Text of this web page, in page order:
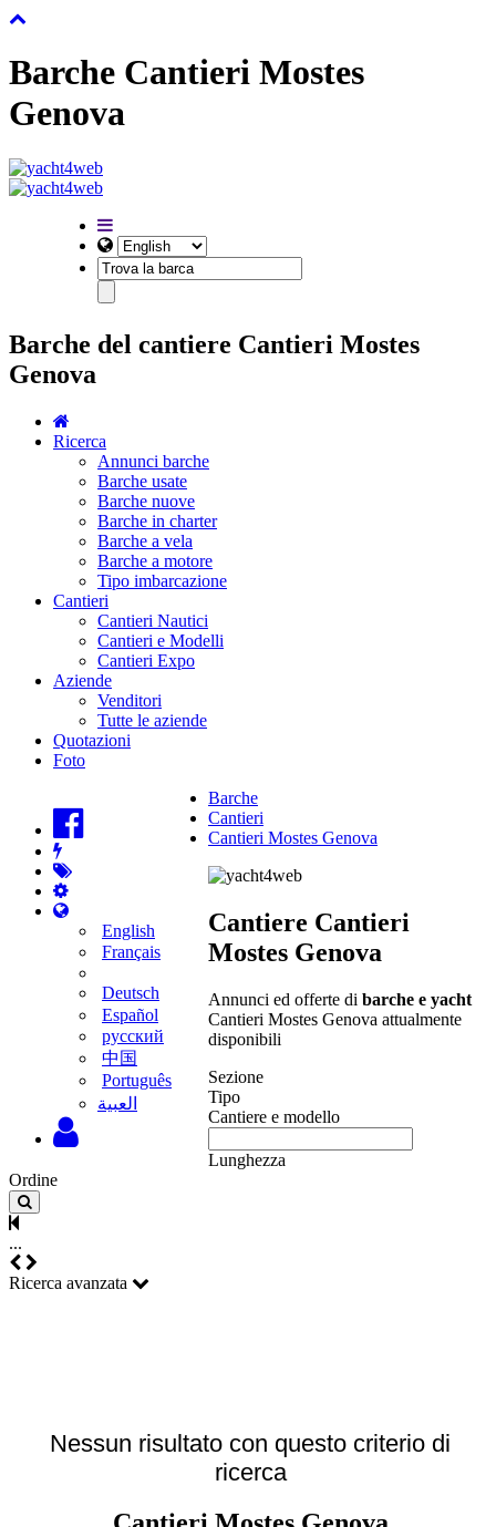
Barche Cantieri Mostes
Genova
Barche del cantiere Cantieri Mostes
Genova
Ricerca
Annunci barche
Barche usate
Barche nuove
Barche in charter
Barche a vela
Barche a motore
Tipo imbarcazione
Cantieri
Cantieri Nautici
Cantieri e Modelli
Cantieri Expo
Aziende
Venditori
Tutte le aziende
Quotazioni
Foto
English
Français
Deutsch
Español
русский
中国
Português
‫العبية
Barche
Cantieri
Cantieri Mostes Genova
Cantiere Cantieri
Mostes Genova
Annunci ed offerte di barche e yacht
Cantieri Mostes Genova attualmente
disponibili
Sezione
Tipo
Cantiere e modello
Lunghezza
Ordine
...
Ricerca avanzata
Nessun risultato con questo criterio di
ricerca